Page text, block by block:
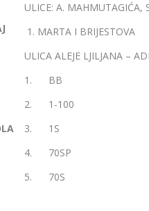
ULICE: A. MAHMUTAGIĆA,
1. MARTA I BRIJESTOVA
ULICA ALEJE LJILJANA –
1. BB
2. 1-100
3. 1S
4. 70SP
5. 70S